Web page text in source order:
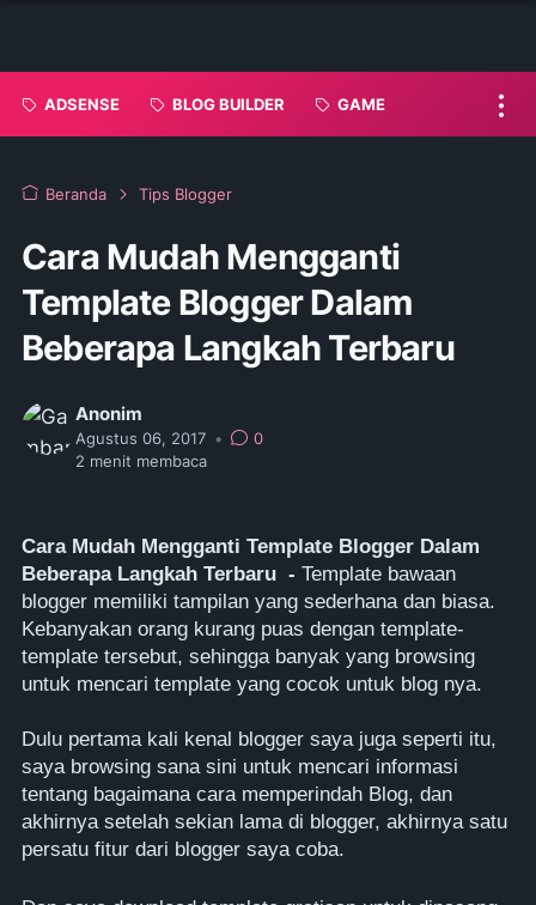
ADSENSE BLOG BUILDER GAME
Beranda Tips Blogger
Cara Mudah Mengganti
Template Blogger Dalam
Beberapa Langkah Terbaru
Anonim
Agustus 06, 2017 •
0
2 menit membaca
Cara Mudah Mengganti Template Blogger Dalam
Beberapa Langkah Terbaru - Template bawaan
blogger memiliki tampilan yang sederhana dan biasa.
Kebanyakan orang kurang puas dengan template-
template tersebut, sehingga banyak yang browsing
untuk mencari template yang cocok untuk blog nya.
Dulu pertama kali kenal blogger saya juga seperti itu,
saya browsing sana sini untuk mencari informasi
tentang bagaimana cara memperindah Blog, dan
akhirnya setelah sekian lama di blogger, akhirnya satu
persatu fitur dari blogger saya coba.